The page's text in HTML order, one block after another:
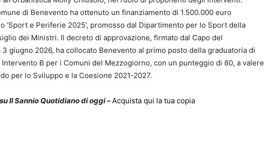
di Benevento ha ottenuto un finanziamento di 1.500.000 euro
‘Sport e Periferie 2025’, promosso dal Dipartimento per lo Sport della
dei Ministri. Il decreto di approvazione, firmato dal Capo del
giugno 2026, ha collocato Benevento al primo posto della graduatoria di
B per i Comuni del Mezzogiorno, con un punteggio di 80, a valere
per lo Sviluppo e la Coesione 2021-2027.
Il Sannio Quotidiano di oggi –Acquista qui la tua copia